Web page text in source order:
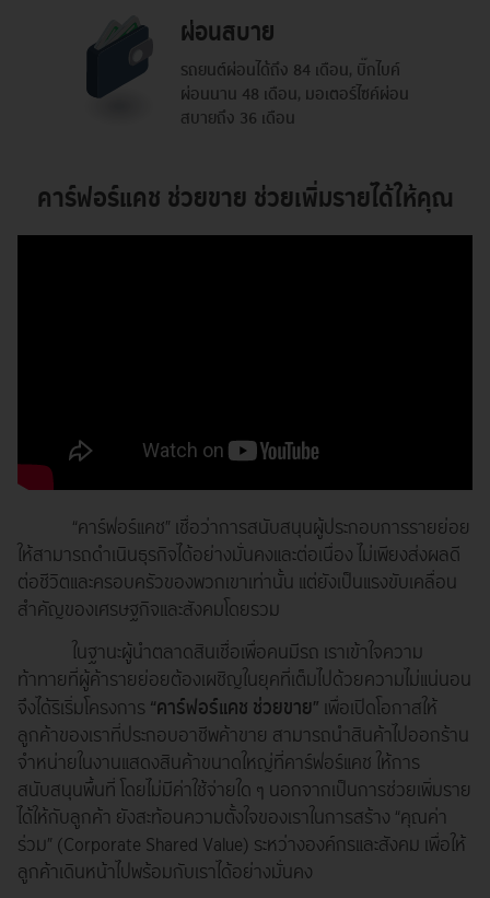
ผ่อนสบาย
รถยนต์ผ่อนได้ถึง 84 เดือน, บิ๊กไบค์
ผ่อนนาน 48 เดือน, มอเตอร์ไซค์ผ่อน
สบายถึง 36 เดือน
คาร์ฟอร์แคช ช่วยขาย ช่วยเพิ่มรายได้ให้คุณ
“คาร์ฟอร์แคช” เชื่อว่าการสนับสนุนผู้ประกอบการรายย่อย
ให้สามารถดำเนินธุรกิจได้อย่างมั่นคงและต่อเนื่อง ไม่เพียงส่งผลดี
ต่อชีวิตและครอบครัวของพวกเขาเท่านั้น แต่ยังเป็นแรงขับเคลื่อน
สำคัญของเศรษฐกิจและสังคมโดยรวม
ในฐานะผู้นำตลาดสินเชื่อเพื่อคนมีรถ เราเข้าใจความ
ท้าทายที่ผู้ค้ารายย่อยต้องเผชิญในยุคที่เต็มไปด้วยความไม่แน่นอน
จึงได้ริเริ่มโครงการ “คาร์ฟอร์แคช ช่วยขาย” เพื่อเปิดโอกาสให้
ลูกค้าของเราที่ประกอบอาชีพค้าขาย สามารถนำสินค้าไปออกร้าน
จำหน่ายในงานแสดงสินค้าขนาดใหญ่ที่คาร์ฟอร์แคช ให้การ
สนับสนุนพื้นที่ โดยไม่มีค่าใช้จ่ายใด ๆ นอกจากเป็นการช่วยเพิ่มราย
ได้ให้กับลูกค้า ยังสะท้อนความตั้งใจของเราในการสร้าง “คุณค่า
ร่วม” (Corporate Shared Value) ระหว่างองค์กรและสังคม เพื่อให้
ลูกค้าเดินหน้าไปพร้อมกับเราได้อย่างมั่นคง